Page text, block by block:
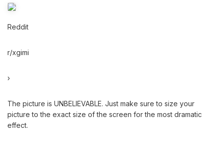
Reddit
r/xgimi
›
The picture is UNBELIEVABLE. Just make sure to size your
picture to the exact size of the screen for the most dramatic
effect.